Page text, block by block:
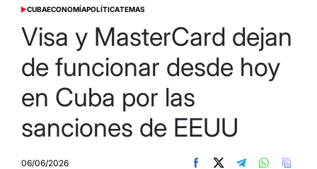
Zero
POSTED
CUBAECONOMÍAPOLÍTICATEMAS
Visa y MasterCard dejan
de funcionar desde hoy
en Cuba por las
sanciones de EEUU
06/06/2026